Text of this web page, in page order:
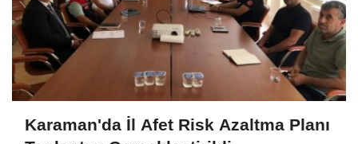
Karaman'da İl Afet Risk Azaltma Planı